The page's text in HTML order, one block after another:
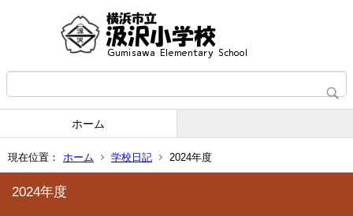
ホーム
現在位置： ホーム 学校日記 2024年度
2024年度